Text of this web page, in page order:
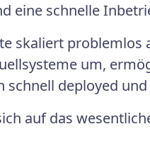
eine schnelle
skaliert
um,
schnell deployed
auf das